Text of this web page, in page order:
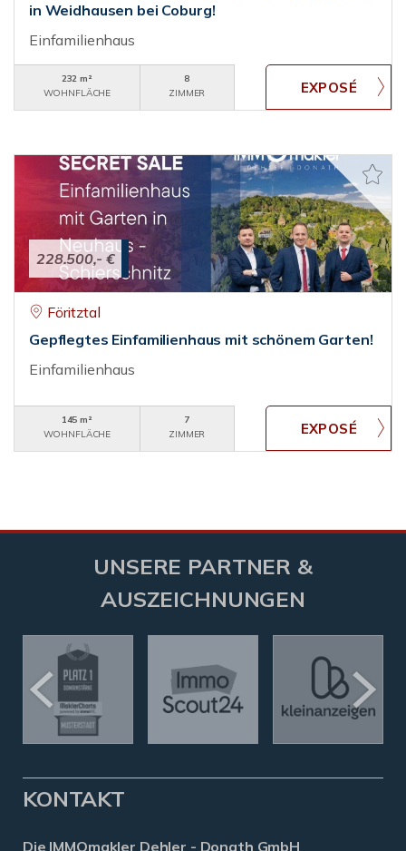
in Weidhausen bei Coburg!
Einfamilienhaus
232 m²
WOHNFLÄCHE
8
ZIMMER
228.500,- €
Föritztal
Gepflegtes Einfamilienhaus mit schönem Garten!
Einfamilienhaus
145 m²
WOHNFLÄCHE
7
ZIMMER
UNSERE PARTNER &
AUSZEICHNUNGEN
KONTAKT
Die IMMOmakler Dehler - Donath GmbH